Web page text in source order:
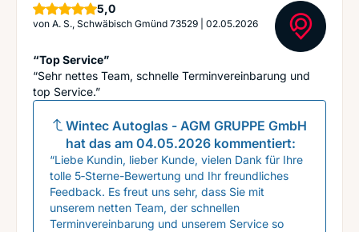
5,0Sterne
von A. S., Schwäbisch Gmünd 73529 02.05.2026
“Top Service”
“Sehr nettes Team, schnelle Terminvereinbarung und
top Service.”
Wintec Autoglas - AGM GRUPPE GmbH
hat das am 04.05.2026 kommentiert:
“Liebe Kundin, lieber Kunde, vielen Dank für Ihre
tolle 5‑Sterne-Bewertung und Ihr freundliches
Feedback. Es freut uns sehr, dass Sie mit
unserem netten Team, der schnellen
Terminvereinbarung und unserem Service so